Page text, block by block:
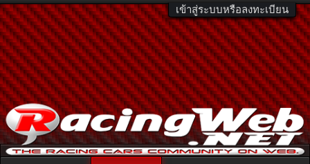
เข้าสู่ระบบหรือลงทะเบียน